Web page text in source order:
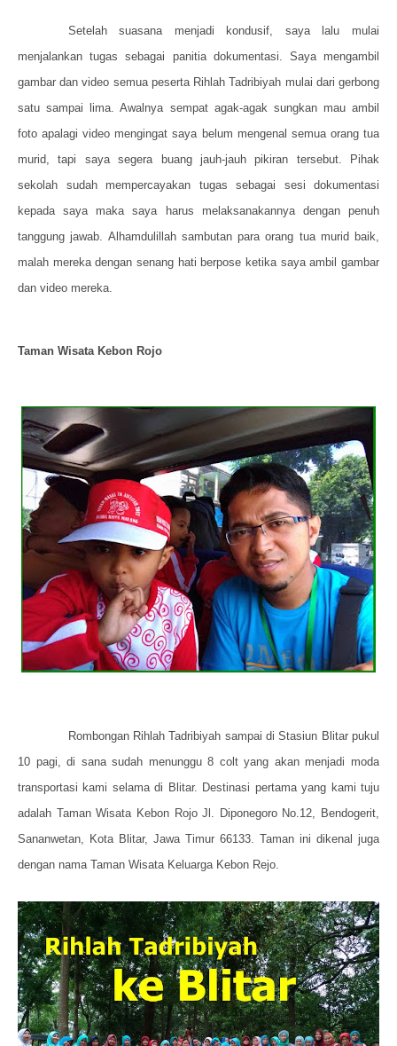
Setelah suasana menjadi kondusif, saya lalu mulai
menjalankan tugas sebagai panitia dokumentasi. Saya mengambil
gambar dan video semua peserta Rihlah Tadribiyah mulai dari gerbong
satu sampai lima. Awalnya sempat agak-agak sungkan mau ambil
foto apalagi video mengingat saya belum mengenal semua orang tua
murid, tapi saya segera buang jauh-jauh pikiran tersebut. Pihak
sekolah sudah mempercayakan tugas sebagai sesi dokumentasi
kepada saya maka saya harus melaksanakannya dengan penuh
tanggung jawab. Alhamdulillah sambutan para orang tua murid baik,
malah mereka dengan senang hati berpose ketika saya ambil gambar
dan video mereka.
Taman Wisata Kebon Rojo
Rombongan Rihlah Tadribiyah sampai di Stasiun Blitar pukul
10 pagi, di sana sudah menunggu 8 colt yang akan menjadi moda
transportasi kami selama di Blitar. Destinasi pertama yang kami tuju
adalah Taman Wisata Kebon Rojo Jl. Diponegoro No.12, Bendogerit,
Sananwetan, Kota Blitar, Jawa Timur 66133. Taman ini dikenal juga
dengan nama Taman Wisata Keluarga Kebon Rejo.